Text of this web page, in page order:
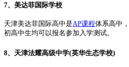
7、美达菲国际学校
天津美达菲国际高中是AP课程体系高中
初高中生均可以报名参加入学测试。
8、天津法耀高级中学(英华生态学校)